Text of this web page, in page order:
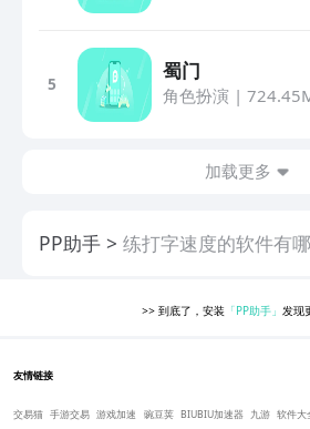
5
蜀门
角色扮演 |
加载更多
PP助手 练打字速度的软件有
>> 到底了，安装 「PP助手」发现
友情链接
交易猫 手游交易 游戏加速 豌豆荚 BIUBIU加速器 九游 软件大